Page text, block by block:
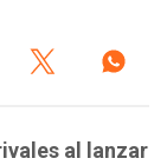
al lanzar